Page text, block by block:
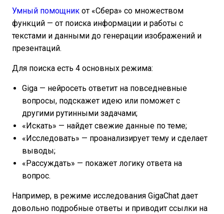
Умный помощник от «Сбера» со множеством
функций — от поиска информации и работы с
текстами и данными до генерации изображений и
презентаций.
Для поиска есть 4 основных режима:
Giga — нейросеть ответит на повседневные
вопросы, подскажет идею или поможет с
другими рутинными задачами;
«Искать» — найдет свежие данные по теме;
«Исследовать» — проанализирует тему и сделает
выводы;
«Рассуждать» — покажет логику ответа на
вопрос.
Например, в режиме исследования GigaChat дает
довольно подробные ответы и приводит ссылки на